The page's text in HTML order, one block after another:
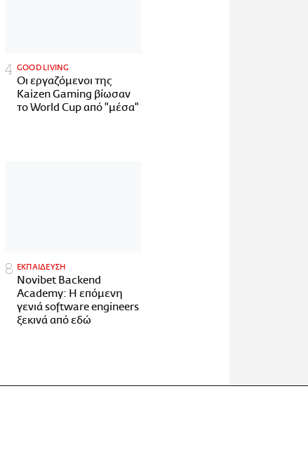
GOOD LIVING
Οι εργαζόμενοι της
Kaizen Gaming βίωσαν
το World Cup από "μέσα"
ΕΚΠΑΙΔΕΥΣΗ
Novibet Backend
Academy: Η επόμενη
γενιά software engineers
ξεκινά από εδώ